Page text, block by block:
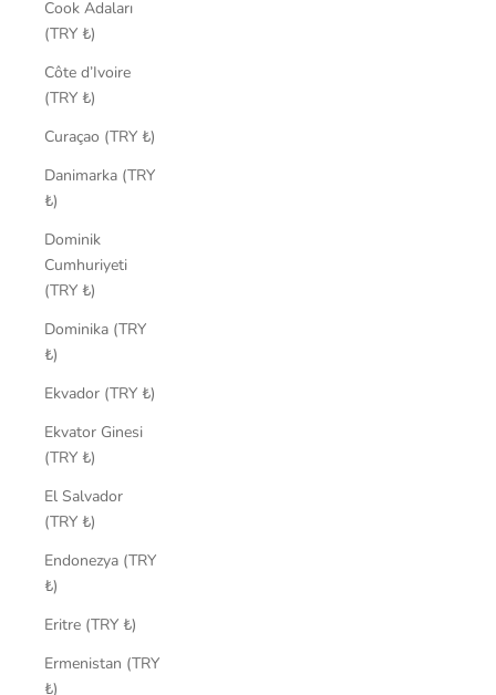
Cook Adaları
(TRY ₺)
Côte d’Ivoire
(TRY ₺)
Curaçao (TRY ₺)
Danimarka (TRY
₺)
Dominik
Cumhuriyeti
(TRY ₺)
Dominika (TRY
₺)
Ekvador (TRY ₺)
Ekvator Ginesi
(TRY ₺)
El Salvador
(TRY ₺)
Endonezya (TRY
₺)
Eritre (TRY ₺)
Ermenistan (TRY
₺)